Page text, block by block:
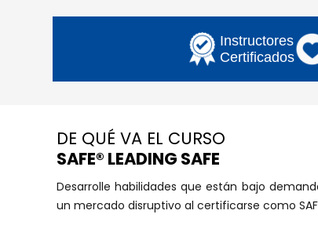
Instructores
Certificados
DE QUÉ VA EL CURSO
SAFE® LEADING SAFE
Desarrolle habilidades que están bajo
un mercado disruptivo al certificarse como